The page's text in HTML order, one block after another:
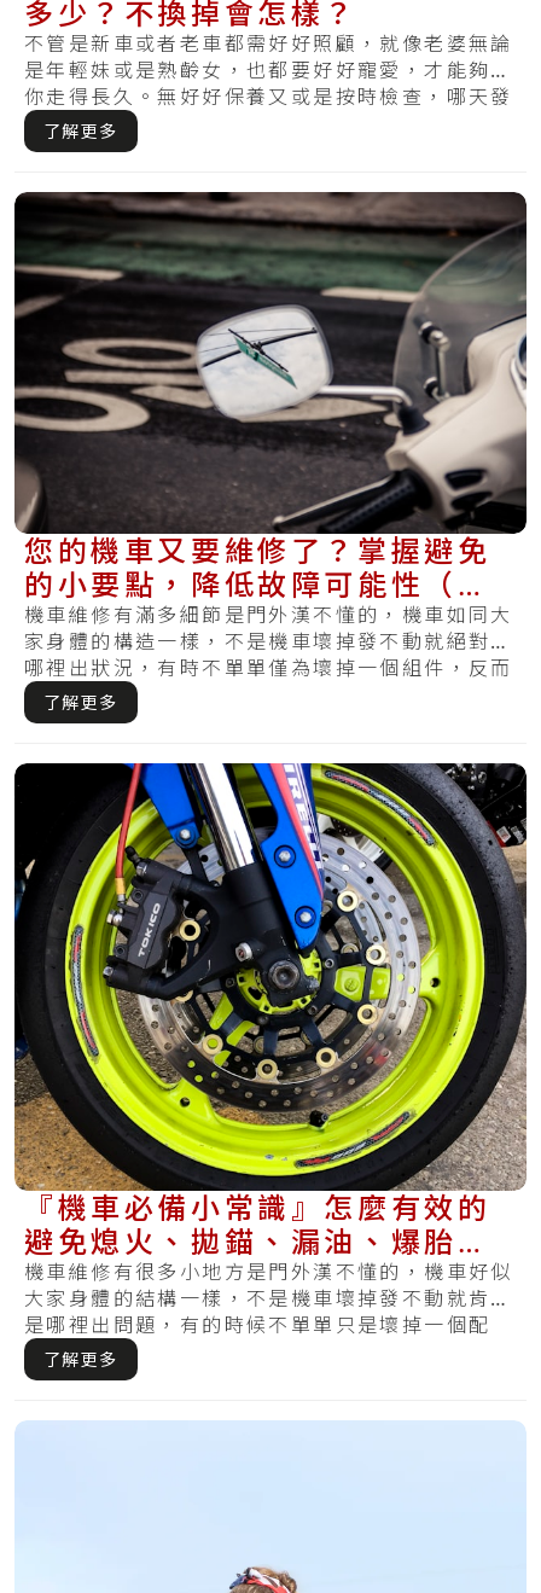
多少？不換掉會怎樣？
不管是新車或者老車都需好好照顧，就像老婆無論
是年輕妹或是熟齡女，也都要好好寵愛，才能夠陪
你走得長久。無好好保養又或是按時檢查，哪天發
現損.....
了解更多
您的機車又要維修了？掌握避免
的小要點，降低故障可能性（熄
火、漏油、爆胎、拋錨）
機車維修有滿多細節是門外漢不懂的，機車如同大
家身體的構造一樣，不是機車壞掉發不動就絕對是
哪裡出狀況，有時不單單僅為壞掉一個組件，反而
要有.....
了解更多
『機車必備小常識』怎麼有效的
避免熄火、拋錨、漏油、爆胎再
次發生？
機車維修有很多小地方是門外漢不懂的，機車好似
大家身體的結構一樣，不是機車壞掉發不動就肯定
是哪裡出問題，有的時候不單單只是壞掉一個配
件，反.....
了解更多